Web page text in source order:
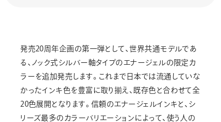
発売20周年企画の第一弾として、世界共通モデルであ
る、ノック式シルバー軸タイプのエナージェルの限定カ
ラーを追加発売します。これまで日本では流通していな
かったインキ色を豊富に取り揃え、既存色と合わせて全
20色展開となります。信頼のエナージェルインキと、シ
リーズ最多のカラーバリエーションによって、使う人の